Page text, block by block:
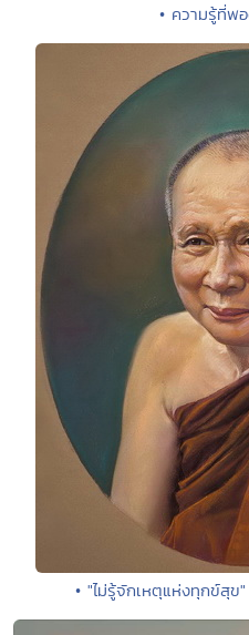
• ความรู้ที่พ
• "ไม่รู้จักเหตุแห่งทุกข์สุ